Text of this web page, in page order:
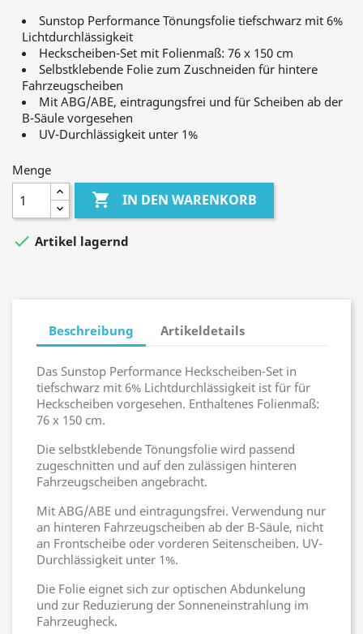
Sunstop Performance Tönungsfolie tiefschwarz mit 6%
Lichtdurchlässigkeit
Heckscheiben-Set mit Folienmaß: 76 x 150 cm
Selbstklebende Folie zum Zuschneiden für hintere
Fahrzeugscheiben
Mit ABG/ABE, eintragungsfrei und für Scheiben ab der
B-Säule vorgesehen
UV-Durchlässigkeit unter 1%
Menge
 IN DEN WARENKORB
 Artikel lagernd
Beschreibung Artikeldetails
Das Sunstop Performance Heckscheiben-Set in
tiefschwarz mit 6% Lichtdurchlässigkeit ist für für
Heckscheiben vorgesehen. Enthaltenes Folienmaß:
76 x 150 cm.
Die selbstklebende Tönungsfolie wird passend
zugeschnitten und auf den zulässigen hinteren
Fahrzeugscheiben angebracht.
Mit ABG/ABE und eintragungsfrei. Verwendung nur
an hinteren Fahrzeugscheiben ab der B-Säule, nicht
an Frontscheibe oder vorderen Seitenscheiben. UV-
Durchlässigkeit unter 1%.
Die Folie eignet sich zur optischen Abdunkelung
und zur Reduzierung der Sonneneinstrahlung im
Fahrzeugheck.